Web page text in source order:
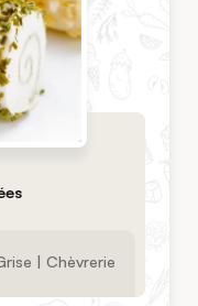
| Chèvrerie